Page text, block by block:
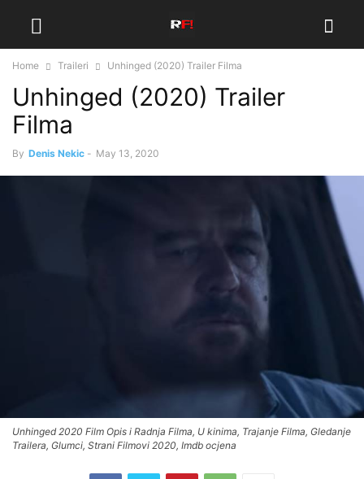
Home Traileri Unhinged (2020) Trailer Filma
Unhinged (2020) Trailer
Filma
By Denis Nekic - May 13, 2020
Unhinged 2020 Film Opis i Radnja Filma, U kinima, Trajanje Filma, Gledanje
Trailera, Glumci, Strani Filmovi 2020, Imdb ocjena